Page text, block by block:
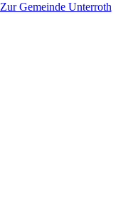
Zur Gemeinde Unterroth